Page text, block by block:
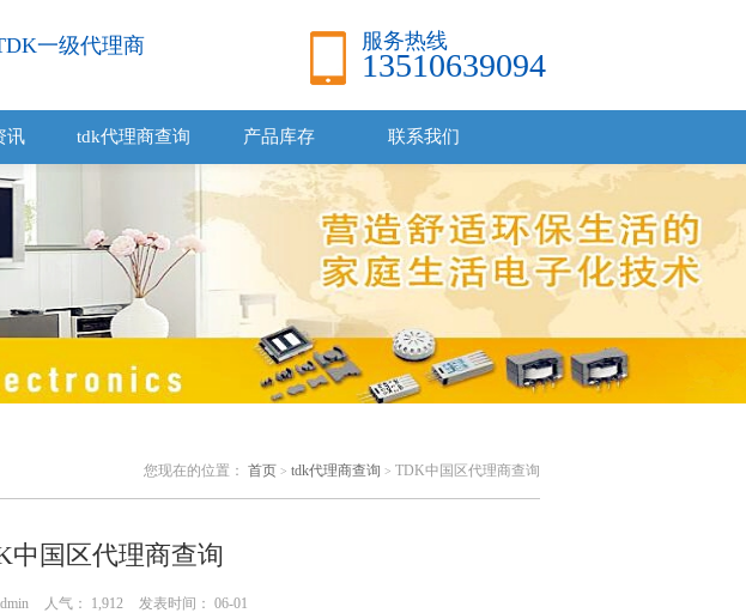
一级代理商 服务热线
13510639094
讯 tdk代理商查询 产品库存 联系我们
您现在的位置： 首页 > tdk代理商查询 > TDK中国区代理商查询
中国区代理商查询
人气： 1,912 发表时间： 06-01